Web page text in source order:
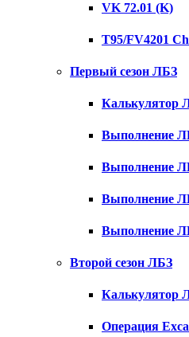
VK 72.01 (K)
T95/FV4201
Первый сезон ЛБЗ
Калькулятор
Выполнение
Выполнение
Выполнение
Выполнение
Второй сезон ЛБЗ
Калькулятор
Операция